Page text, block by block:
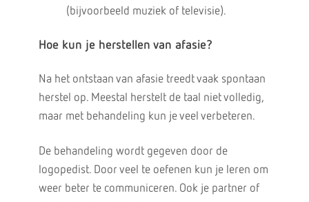
(bijvoorbeeld muziek of televisie).
Hoe kun je herstellen van afasie?
Na het ontstaan van afasie treedt vaak spontaan
herstel op. Meestal herstelt de taal niet volledig,
maar met behandeling kun je veel verbeteren.
De behandeling wordt gegeven door de
logopedist. Door veel te oefenen kun je leren om
weer beter te communiceren. Ook je partner of